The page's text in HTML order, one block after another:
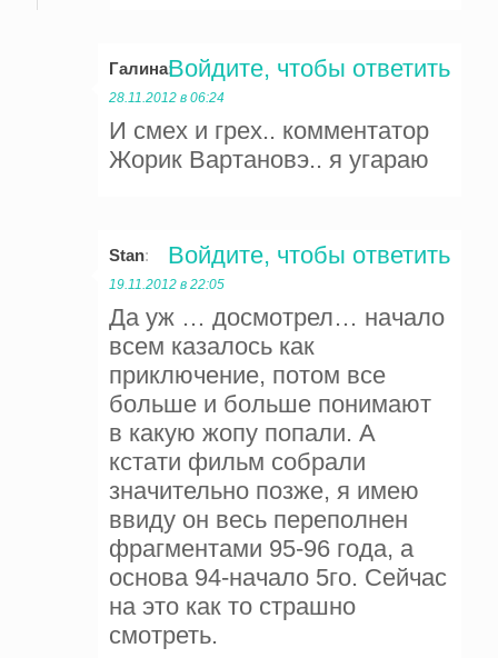
Галина:
28.11.2012 в 06:24
И смех и грех.. комментатор
Жорик Вартановэ.. я угараю
Войдите, чтобы ответить
Stan:
19.11.2012 в 22:05
Да уж … досмотрел… начало
всем казалось как
приключение, потом все
больше и больше понимают
в какую жопу попали. А
кстати фильм собрали
значительно позже, я имею
ввиду он весь переполнен
фрагментами 95-96 года, а
основа 94-начало 5го. Сейчас
на это как то страшно
смотреть.
Войдите, чтобы ответить